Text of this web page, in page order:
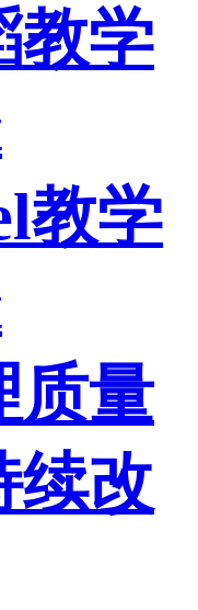
教学
教学
质量
续改